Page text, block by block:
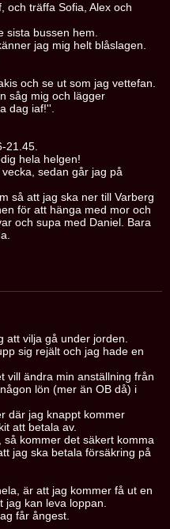
och träffa Sofia, Alex och
sista bussen hem.
jag mig helt blåslagen.
och se ut som jag vettefan.
såg mig och lägger
dag iaf!''.
21.45.
hela helgen!
sedan går jag på
så att jag ska ner till Varberg
för att hänga med mor och
och supa med Daniel. Bara
att vilja gå under jorden.
sig rejält och jag hade en
vill ändra min anställning från
lön (mer än OB då) i
där jag knappt kommer
att betala av.
kommer det säkert komma
jag ska betala försäkring på
är att jag kommer få ut en
kan leva loppan.
får ångest.